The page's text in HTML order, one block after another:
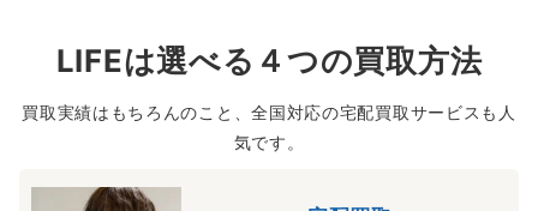
LIFEは選べる４つの買取方法
買取実績はもちろんのこと、全国対応の宅配買取サービスも人
気です。